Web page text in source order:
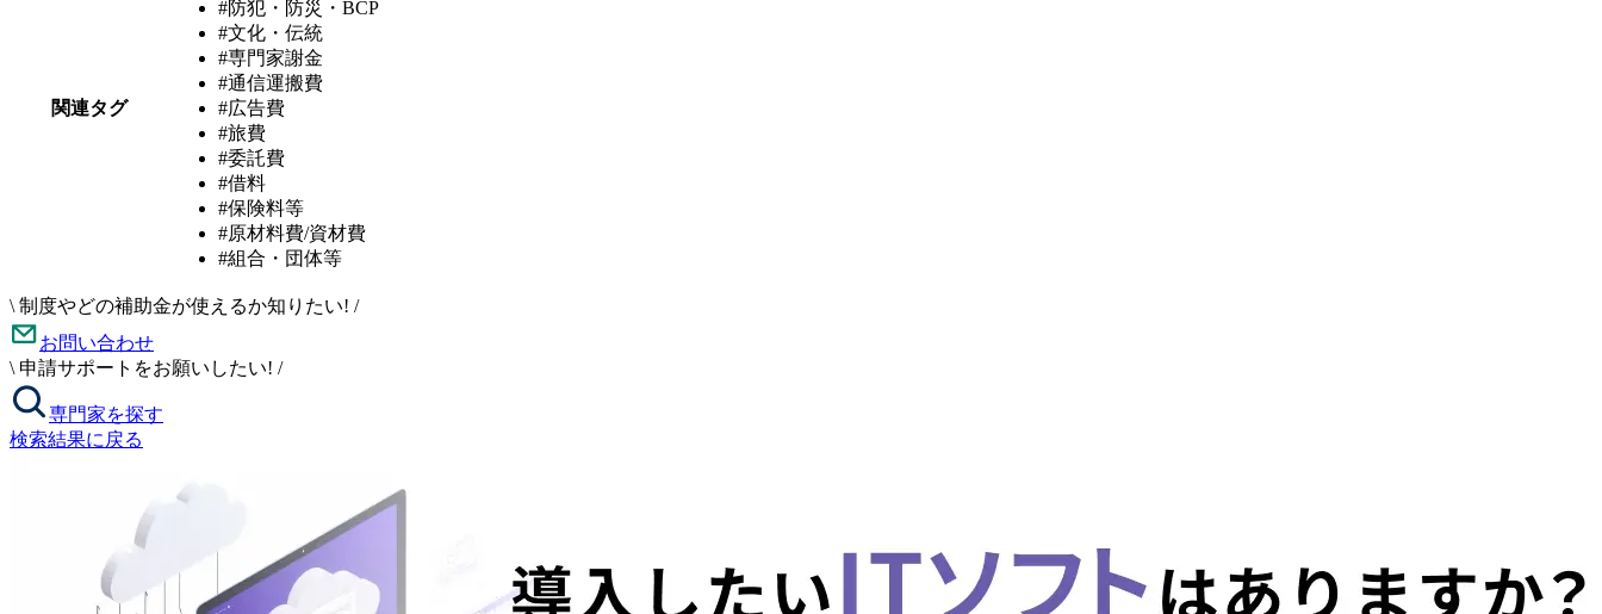
関連タグ
#防犯・防災・BCP
#文化・伝統
#専門家謝金
#通信運搬費
#広告費
#旅費
#委託費
#借料
#保険料等
#原材料費/資材費
#組合・団体等
\ 制度やどの補助金が使えるか知りたい! /
お問い合わせ
\ 申請サポートをお願いしたい! /
専門家を探す
検索結果に戻る